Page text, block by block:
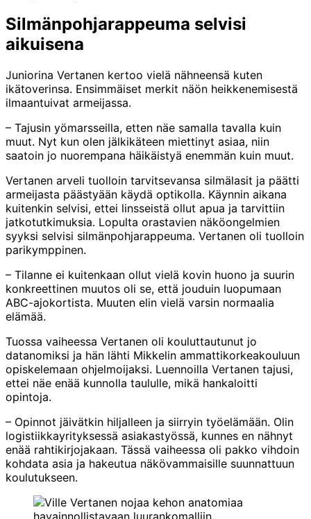
Silmänpohjarappeuma selvisi
aikuisena
Juniorina Vertanen kertoo vielä nähneensä kuten
ikätoverinsa. Ensimmäiset merkit näön heikkenemisestä
ilmaantuivat armeijassa.
– Tajusin yömarsseilla, etten näe samalla tavalla kuin
muut. Nyt kun olen jälkikäteen miettinyt asiaa, niin
saatoin jo nuorempana häikäistyä enemmän kuin muut.
Vertanen arveli tuolloin tarvitsevansa silmälasit ja päätti
armeijasta päästyään käydä optikolla. Käynnin aikana
kuitenkin selvisi, ettei linsseistä ollut apua ja tarvittiin
jatkotutkimuksia. Lopulta orastavien näköongelmien
syyksi selvisi silmänpohjarappeuma. Vertanen oli tuolloin
parikymppinen.
– Tilanne ei kuitenkaan ollut vielä kovin huono ja suurin
konkreettinen muutos oli se, että jouduin luopumaan
ABC-ajokortista. Muuten elin vielä varsin normaalia
elämää.
Tuossa vaiheessa Vertanen oli kouluttautunut jo
datanomiksi ja hän lähti Mikkelin ammattikorkeakouluun
opiskelemaan ohjelmoijaksi. Luennoilla Vertanen tajusi,
ettei näe enää kunnolla taululle, mikä hankaloitti
opintoja.
– Opinnot jäivätkin hiljalleen ja siirryin työelämään. Olin
logistiikkayrityksessä asiakastyössä, kunnes en nähnyt
enää rahtikirjojakaan. Tässä vaiheessa oli pakko vihdoin
kohdata asia ja hakeutua näkövammaisille suunnattuun
koulutukseen.